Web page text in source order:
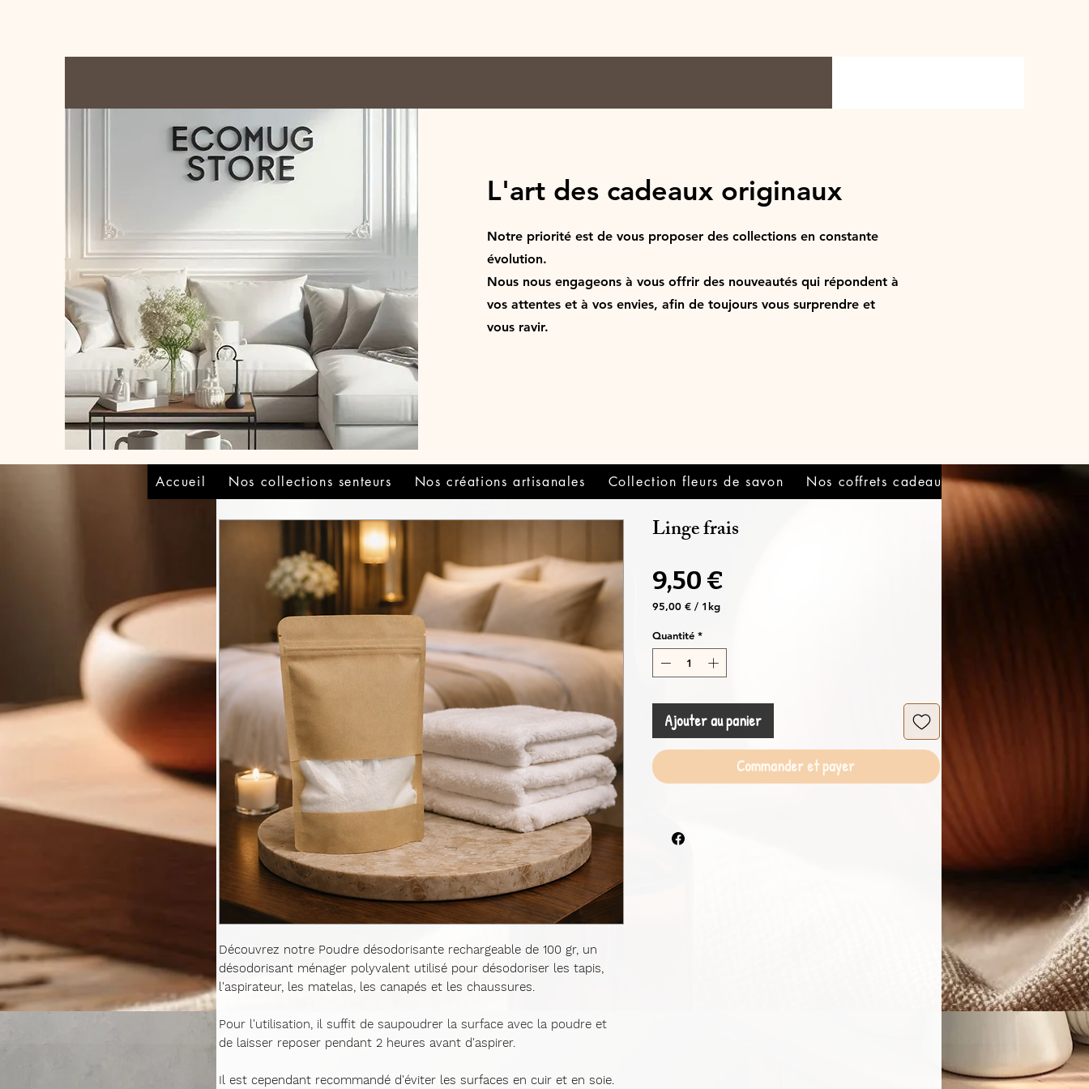
L'art des cadeaux originaux
Notre priorité est de vous proposer des collections en constante
évolution.
Nous nous engageons à vous offrir des nouveautés qui répondent à
vos attentes et à vos envies, afin de toujours vous surprendre et
vous ravir.
Accueil Nos collections senteurs Nos créations artisanales Collection fleurs de savon Nos coffrets cadeaux Informations
Découvrez notre Poudre désodorisante rechargeable de 100 gr, un
désodorisant ménager polyvalent utilisé pour désodoriser les tapis,
l'aspirateur, les matelas, les canapés et les chaussures.
Pour l'utilisation, il suffit de saupoudrer la surface avec la poudre et
de laisser reposer pendant 2 heures avant d'aspirer.
Il est cependant recommandé d'éviter les surfaces en cuir et en soie.
Linge frais
9,50 €Prix
95,00 € / 1kg
pour
Kilogramme
Quantité *
Ajouter au panier
Commander et payer